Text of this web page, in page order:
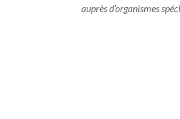
auprès d’organismes